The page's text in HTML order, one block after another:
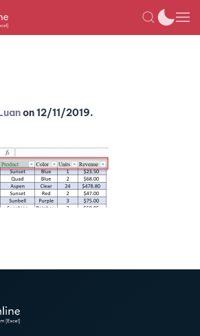
on12/11/2019.